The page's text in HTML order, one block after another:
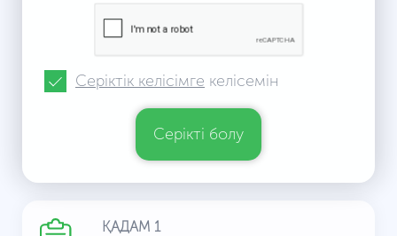
ҚАДАМ 1
Серіктік келісімге келісемін
Серікті болу